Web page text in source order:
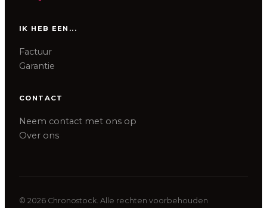
IK HEB EEN...
Factuur
Garantie
CONTACT
Neem contact met ons op
Over ons
© 2026 Chronostock. Alle rechten voorbehouden